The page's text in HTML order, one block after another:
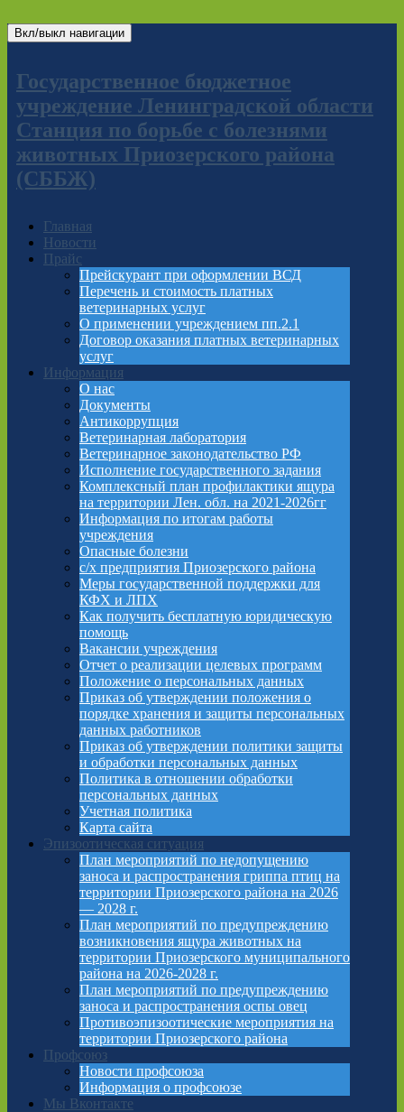
Вкл/выкл навигации
Государственное бюджетное
учреждение Ленинградской области
Станция по борьбе с болезнями
животных Приозерского района
(СББЖ)
Главная
Новости
Прайс
Прейскурант при оформлении ВСД
Перечень и стоимость платных
ветеринарных услуг
О применении учреждением пп.2.1
Договор оказания платных ветеринарных
услуг
Информация
О нас
Документы
Антикоррупция
Ветеринарная лаборатория
Ветеринарное законодательство РФ
Исполнение государственного задания
Комплексный план профилактики ящура
на территории Лен. обл. на 2021-2026гг
Информация по итогам работы
учреждения
Опасные болезни
с/х предприятия Приозерского района
Меры государственной поддержки для
КФХ и ЛПХ
Как получить бесплатную юридическую
помощь
Вакансии учреждения
Отчет о реализации целевых программ
Положение о персональных данных
Приказ об утверждении положения о
порядке хранения и защиты персональных
данных работников
Приказ об утверждении политики защиты
и обработки персональных данных
Политика в отношении обработки
персональных данных
Учетная политика
Карта сайта
Эпизоотическая ситуация
План мероприятий по недопущению
заноса и распространения гриппа птиц на
территории Приозерского района на 2026
— 2028 г.
План мероприятий по предупреждению
возникновения ящура животных на
территории Приозерского муниципального
района на 2026-2028 г.
План мероприятий по предупреждению
заноса и распространения оспы овец
Противоэпизоотические мероприятия на
территории Приозерского района
Профсоюз
Новости профсоюза
Информация о профсоюзе
Мы Вконтакте